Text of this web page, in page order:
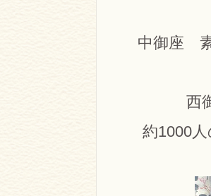
中御座
西
約1000